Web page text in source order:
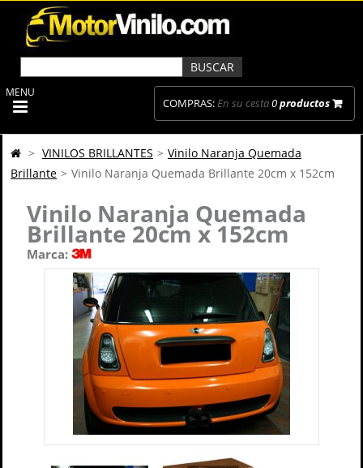
COMPRAS:En su cesta0productos
MENU
> VINILOS BRILLANTES > Vinilo Naranja Quemada
Brillante > Vinilo Naranja Quemada Brillante 20cm x 152cm
Vinilo Naranja Quemada
Brillante 20cm x 152cm
Marca: